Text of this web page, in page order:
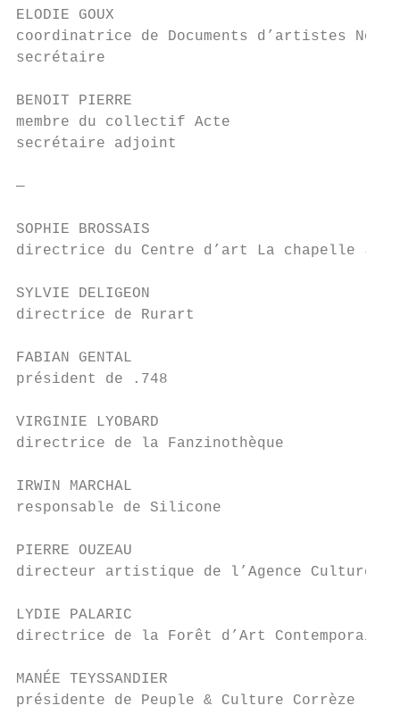
ELODIE GOUX
coordinatrice de Documents d’artistes
secrétaire
BENOIT PIERRE
membre du collectif Acte
secrétaire adjoint
—
SOPHIE BROSSAIS
directrice du Centre d’art La chapelle
SYLVIE DELIGEON
directrice de Rurart
FABIAN GENTAL
président de .748
VIRGINIE LYOBARD
directrice de la Fanzinothèque
IRWIN MARCHAL
responsable de Silicone
PIERRE OUZEAU
directeur artistique de l’Agence Culturelle
LYDIE PALARIC
directrice de la Forêt d’Art Contemporain
MANÉE TEYSSANDIER
présidente de Peuple & Culture Corrèze